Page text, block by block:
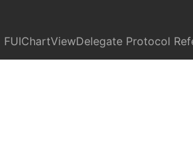
FUIChartViewDelegate Protocol